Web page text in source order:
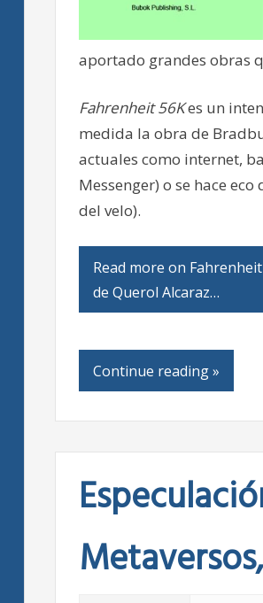
aportado grandes obras
Fahrenheit 56Kes un
medida la obra de
actuales como internet,
Messenger) o se hace
del velo).
Read more on
de Querol Alcaraz…
Continue reading »